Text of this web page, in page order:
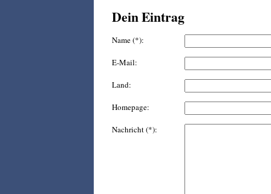
Dein Eintrag
Name (*):
E-Mail:
Land:
Homepage:
Nachricht (*):